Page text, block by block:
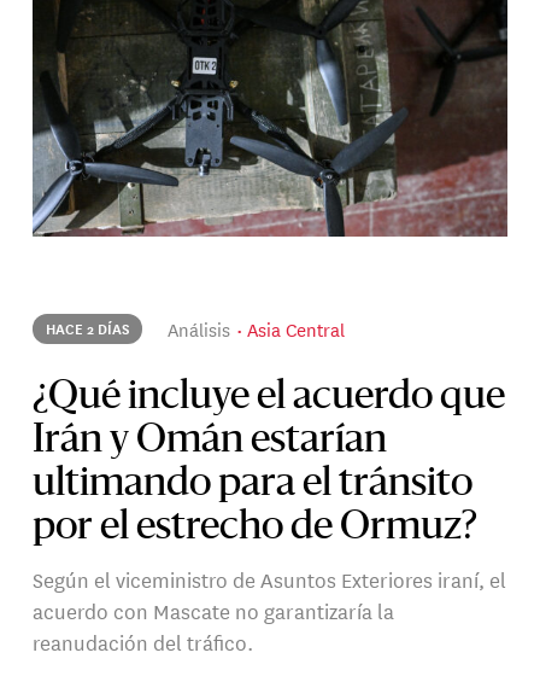
HACE 2 DÍAS Análisis Asia Central
¿Qué incluye el acuerdo que
Irán y Omán estarían
ultimando para el tránsito
por el estrecho de Ormuz?
Según el viceministro de Asuntos Exteriores iraní, el
acuerdo con Mascate no garantizaría la
reanudación del tráfico.